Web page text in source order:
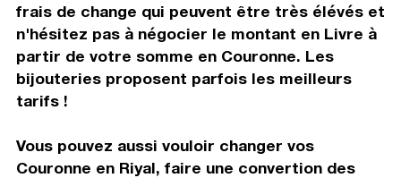
frais de change qui peuvent être très élévés et
n'hésitez pas à négocier le montant en Livre à
partir de votre somme en Couronne. Les
bijouteries proposent parfois les meilleurs
tarifs !
Vous pouvez aussi vouloir changer vos
Couronne en Riyal, faire une convertion des